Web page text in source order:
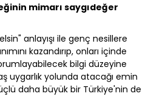
mimarı saygıdeğer
anlayışı ile genç nesillere
kazandırıp, onları içinde
bilgi düzeyine
uygarlık yolunda atacağı emin
daha büyük bir Türkiye'nin de